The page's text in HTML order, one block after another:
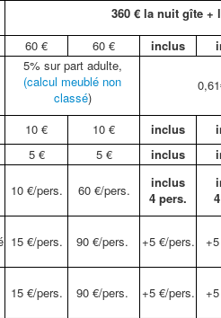
360 € la nuit gîte +
60 € 60 € inclus
5% sur part adulte,
(calcul meublé non
classé)
10 € 10 € inclus
5 € 5 € inclus
10 €/pers. 60 €/pers.
inclus
4 pers.
15 €/pers. 90 €/pers. +5 €/pers.
15 €/pers. 90 €/pers. +5 €/pers.